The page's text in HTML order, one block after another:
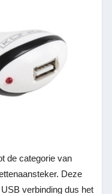
de categorie van
Deze
verbinding dus het